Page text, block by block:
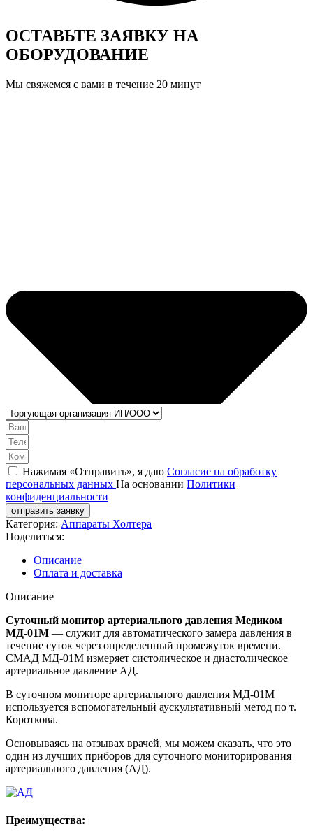
ОСТАВЬТЕ ЗАЯВКУ НА
ОБОРУДОВАНИЕ
Мы свяжемся с вами в течение 20 минут
Нажимая «Отправить», я даю Согласие на обработку
персональных данных На основании Политики
конфиденциальности
отправить заявку
Категория: Аппараты Холтера
Поделиться:
Описание
Оплата и доставка
Описание
Суточный монитор артериального давления Медиком
МД-01М — служит для автоматического замера давления в
течение суток через определенный промежуток времени.
СМАД МД-01М измеряет систолическое и диастолическое
артериальное давление АД.
В суточном мониторе артериального давления МД-01М
используется вспомогательный аускультативный метод по т.
Короткова.
Основываясь на отзывах врачей, мы можем сказать, что это
один из лучших приборов для суточного мониторирования
артериального давления (АД).
Преимущества: